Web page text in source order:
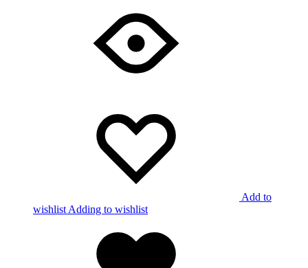
Add to
wishlist Adding to wishlist